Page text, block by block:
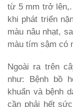
từ 5 mm trở
khi phát triển
màu nâu nhạt,
màu tím sậm có
Ngoài ra trên
như: Bệnh bồ
khuẩn và bệnh
cần phải hết